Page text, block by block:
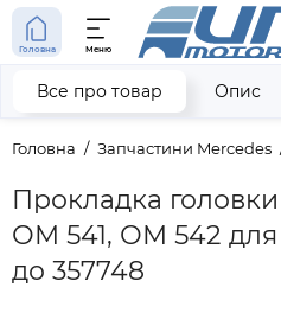
Головна Меню
Головна Запчастини Mercedes
Прокладка
ОМ 541, ОМ 542 для
до 357748
Все про товар Опис